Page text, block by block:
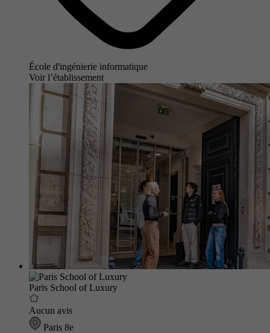
École d'ingénierie informatique
Voir l’établissement
Paris School of Luxury
Aucun avis
Paris 8e